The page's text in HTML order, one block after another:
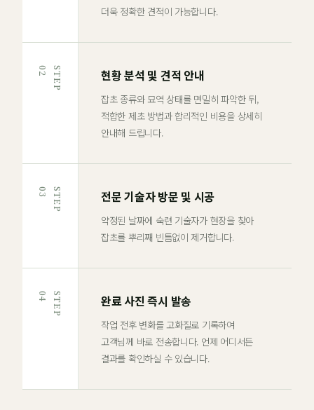
더욱 정확한 견적이 가능합니다.
S
T
E
P
0
2 현황 분석 및 견적 안내
잡초 종류와 묘역 상태를 면밀히 파악한 뒤,
적합한 제초 방법과 합리적인 비용을 상세히
안내해 드립니다.
S
T
E
P
0
3 전문 기술자 방문 및 시공
약정된 날짜에 숙련 기술자가 현장을 찾아
잡초를 뿌리째 빈틈없이 제거합니다.
S
T
E
P
0
4 완료 사진 즉시 발송
작업 전후 변화를 고화질로 기록하여
고객님께 바로 전송합니다. 언제 어디서든
결과를 확인하실 수 있습니다.